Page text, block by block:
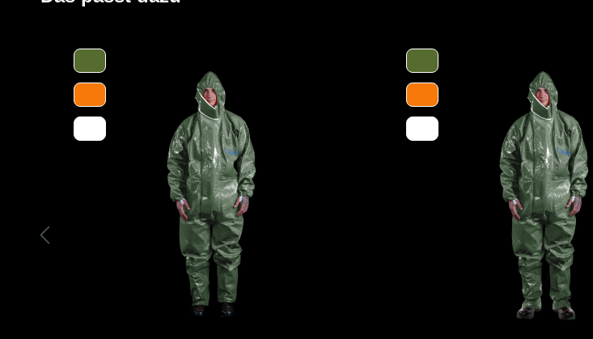
Ein weiteres Highlight des speziellen Materials ist seine Langlebigkeit. Bei richtiger Lagerung
behält der Stiefel seine chemische Beständigkeit, auch wenn er nach etwa 5 Jahren seinen Glanz
und seine Farbe verliert. Es ist wichtig, PVC-Produkte vor Sonnenlicht, Hitze und Feuchtigkeit zu
schützen, um ihre Lebensdauer zu verlängern.